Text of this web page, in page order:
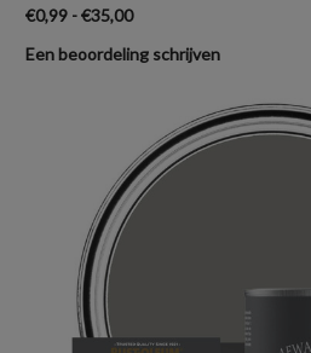
€0,99 - €35,00
Een beoordeling schrijven